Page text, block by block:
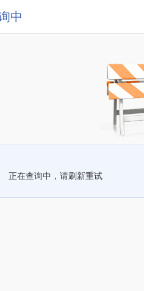
中
正在查询中，请刷新重试